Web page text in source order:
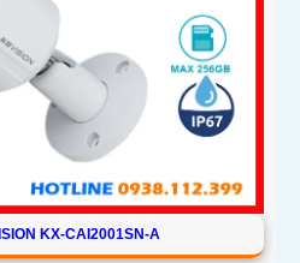
KX-CAI2001SN-A